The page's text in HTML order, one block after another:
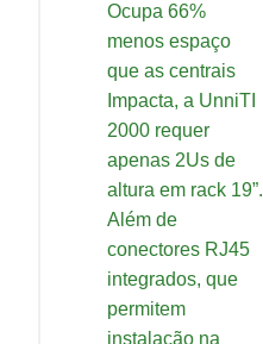
Ocupa 66%
menos espaço
que as centrais
Impacta, a UnniTI
2000 requer
apenas 2Us de
altura em rack 19”.
Além de
conectores RJ45
integrados, que
permitem
instalação na